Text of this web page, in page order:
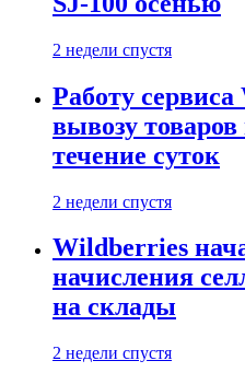
2 недели спустя
Работу
вывозу
течение суток
2 недели спустя
Wildberries
начисления
на склады
2 недели спустя